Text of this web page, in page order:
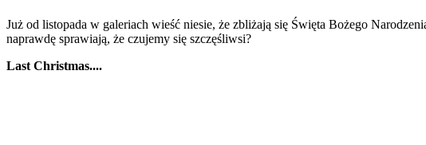
Już od listopada w galeriach wieść niesie, że zbliżają się Święta Bożego
naprawdę sprawiają, że czujemy się szczęśliwsi?
Last Christmas....